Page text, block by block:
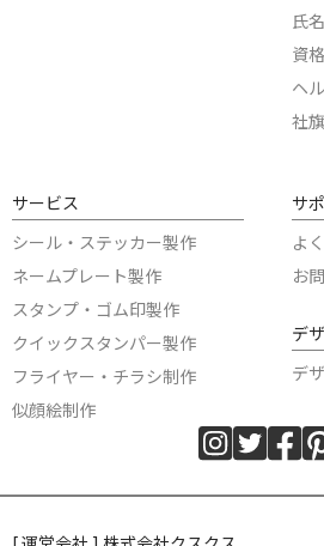
氏
資
ヘ
社
サービス
シール・ステッカー製作
ネームプレート製作
スタンプ・ゴム印製作
クイックスタンパー製作
フライヤー・チラシ制作
似顔絵制作
サ
よ
お
デ
デ